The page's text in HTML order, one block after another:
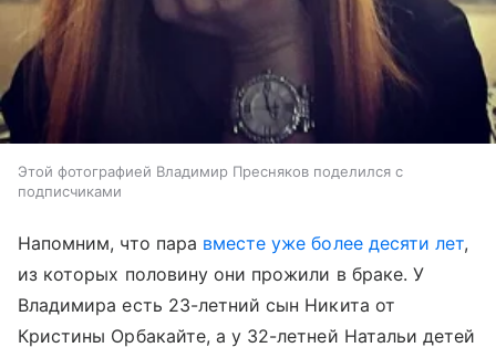
Этой фотографией Владимир Пресняков поделился с
подписчиками
Напомним, что пара вместе уже более десяти лет,
из которых половину они прожили в браке. У
Владимира есть 23-летний сын Никита от
Кристины Орбакайте, а у 32-летней Натальи детей